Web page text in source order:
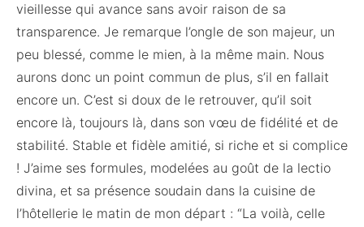
vieillesse qui avance sans avoir raison de sa
transparence. Je remarque l’ongle de son majeur, un
peu blessé, comme le mien, à la même main. Nous
aurons donc un point commun de plus, s’il en fallait
encore un. C’est si doux de le retrouver, qu’il soit
encore là, toujours là, dans son vœu de fidélité et de
stabilité. Stable et fidèle amitié, si riche et si complice
! J’aime ses formules, modelées au goût de la lectio
divina, et sa présence soudain dans la cuisine de
l’hôtellerie le matin de mon départ : “La voilà, celle